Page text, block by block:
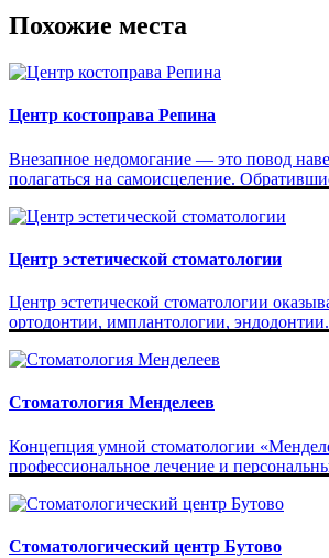
Похожие места
Центр костоправа Репина
Внезапное недомогание — это повод
полагаться на самоисцеление.
Центр эстетической стоматологии
Центр эстетической стоматологии
ортодонтии, имплантологии,
Стоматология Менделеев
Концепция умной стоматологии
профессиональное лечение и
Стоматологический центр Бутово